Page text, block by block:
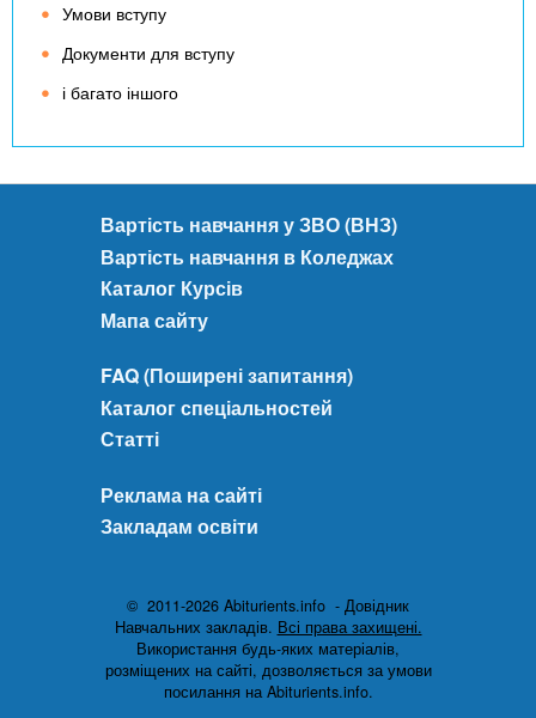
Умови вступу
Документи для вступу
і багато іншого
Вартість навчання у ЗВО (ВНЗ)
Вартість навчання в Коледжах
Каталог Курсів
Мапа сайту
FAQ (Поширені запитання)
Каталог спеціальностей
Статті
Реклама на сайті
Закладам освіти
© 2011-2026 Abiturients.info - Довідник
Навчальних закладів. Всі права захищені.
Використання будь-яких матеріалів,
розміщених на сайті, дозволяється за умови
посилання на Abiturients.info.